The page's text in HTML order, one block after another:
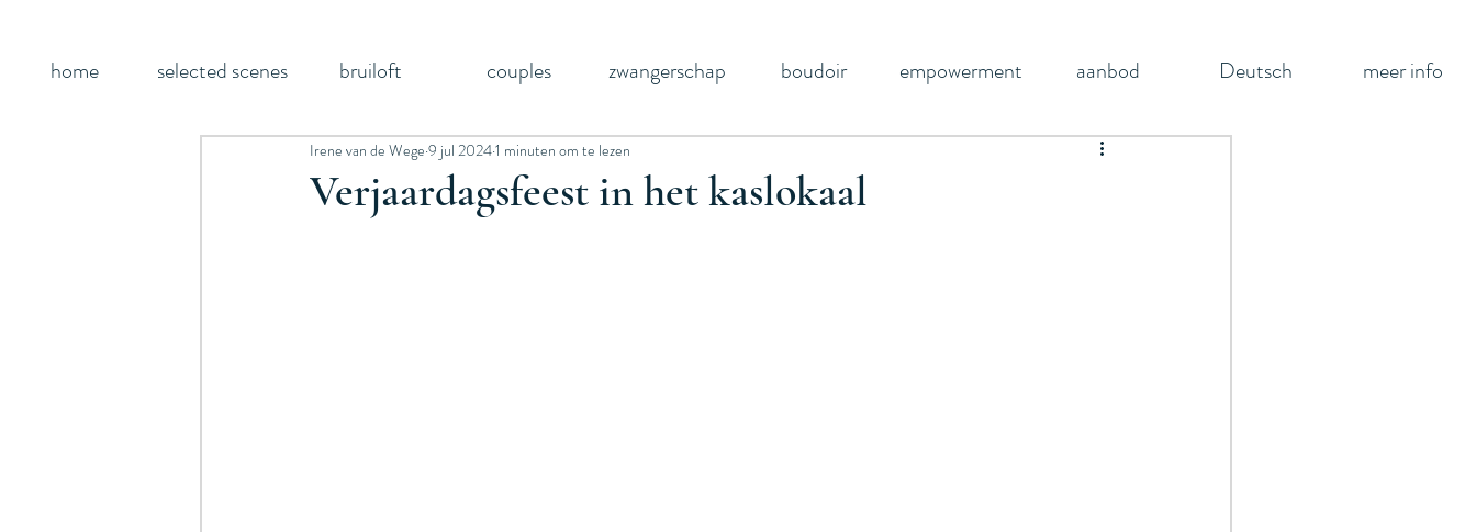
home selected scenes bruiloft couples zwangerschap boudoir empowerment aanbod Deutsch meer info
Verjaardagsfeest in het kaslokaal
Irene van de Wege 9 jul 20241 minuten om te lezen